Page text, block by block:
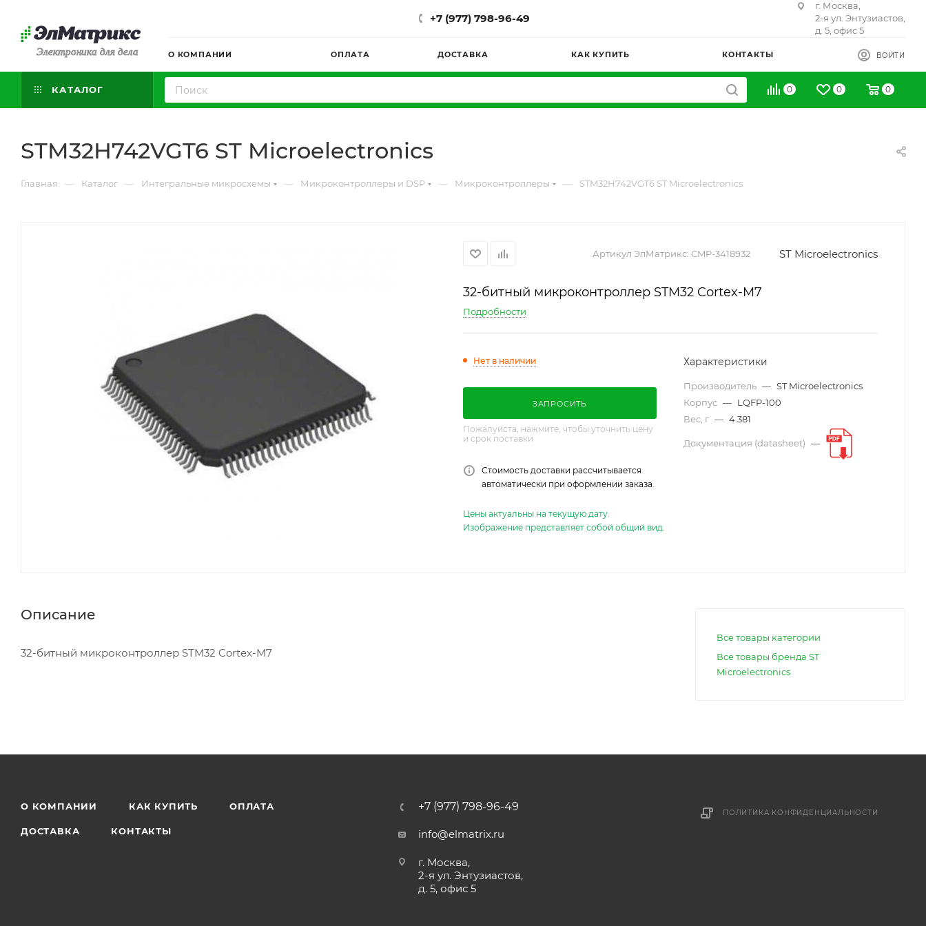
Электроника для дела
+7 (977) 798-96-49
г. Москва,
2-я ул. Энтузиастов,
д. 5, офис 5
О КОМПАНИИ ОПЛАТА ДОСТАВКА КАК КУПИТЬ КОНТАКТЫ ВОЙТИ
КАТАЛОГ 0 0 0
STM32H742VGT6 ST Microelectronics
Главная — Каталог — Интегральные микросхемы — Микроконтроллеры и DSP — Микроконтроллеры — STM32H742VGT6 ST Microelectronics
Артикул ЭлМатрикс: CMP-3418932 ST Microelectronics
32-битный микроконтроллер STM32 Cortex-M7
Подробности
Нет в наличии
ЗАПРОСИТЬ
Пожалуйста, нажмите, чтобы уточнить цену
и срок поставки
Стоимость доставки рассчитывается
автоматически при оформлении заказа.
Характеристики
Производитель — ST Microelectronics
Корпус — LQFP-100
Вес, г — 4.381
Документация (datasheet) —
Цены актуальны на текущую дату.
Изображение представляет собой общий вид.
Описание
32-битный микроконтроллер STM32 Cortex-M7
Все товары категории
Все товары бренда ST
Microelectronics
О КОМПАНИИ КАК КУПИТЬ ОПЛАТА
ДОСТАВКА КОНТАКТЫ
+7 (977) 798-96-49
info@elmatrix.ru
г. Москва,
2-я ул. Энтузиастов,
д. 5, офис 5
ПОЛИТИКА КОНФИДЕНЦИАЛЬНОСТИ